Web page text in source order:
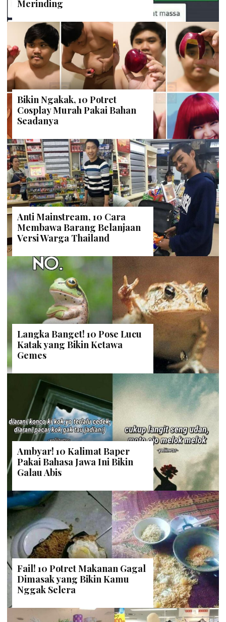
Merinding
Bikin Ngakak, 10 Potret
Cosplay Murah Pakai Bahan
Seadanya
Anti Mainstream, 10 Cara
Membawa Barang Belanjaan
Versi Warga Thailand
Langka Banget! 10 Pose Lucu
Katak yang Bikin Ketawa
Gemes
Ambyar! 10 Kalimat Baper
Pakai Bahasa Jawa Ini Bikin
Galau Abis
Fail! 10 Potret Makanan Gagal
Dimasak yang Bikin Kamu
Nggak Selera